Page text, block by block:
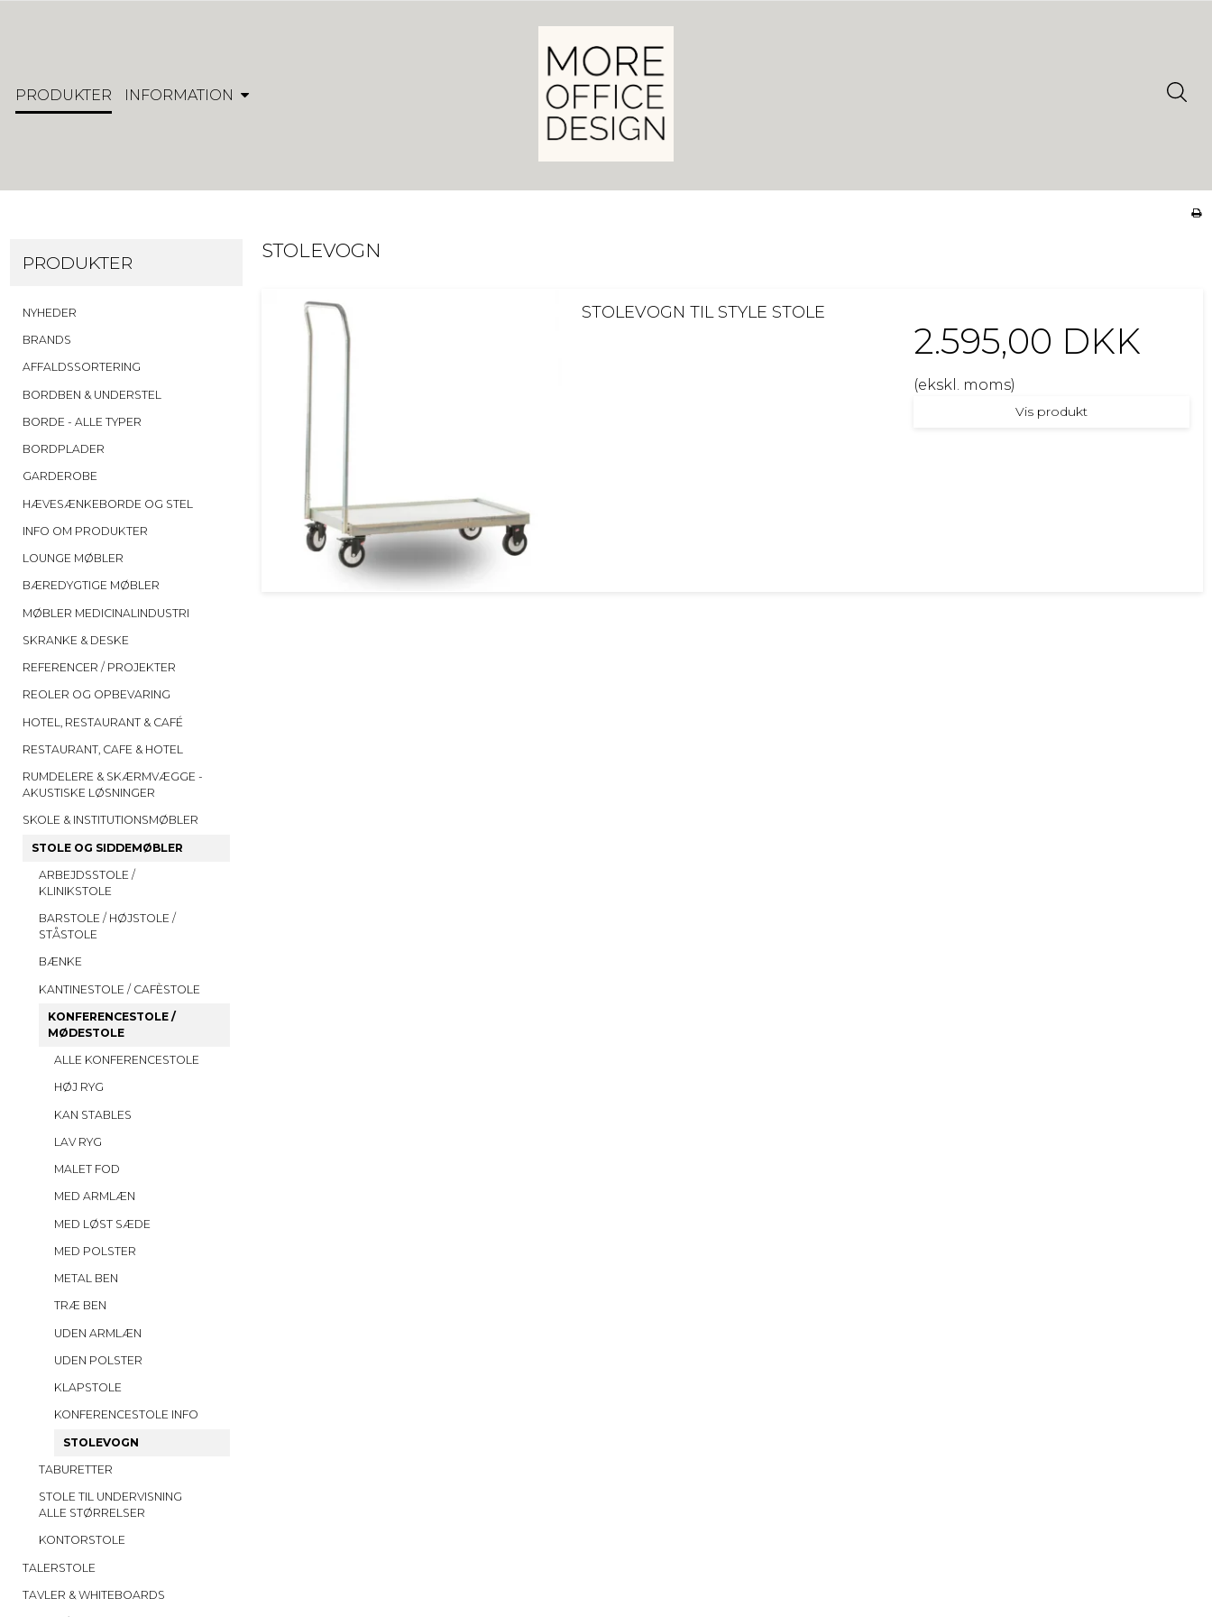
PRODUKTER INFORMATION
PRODUKTER
NYHEDER
BRANDS
AFFALDSSORTERING
BORDBEN & UNDERSTEL
BORDE - ALLE TYPER
BORDPLADER
GARDEROBE
HÆVESÆNKEBORDE OG STEL
INFO OM PRODUKTER
LOUNGE MØBLER
BÆREDYGTIGE MØBLER
MØBLER MEDICINALINDUSTRI
SKRANKE & DESKE
REFERENCER / PROJEKTER
REOLER OG OPBEVARING
HOTEL, RESTAURANT & CAFÉ
RESTAURANT, CAFE & HOTEL
RUMDELERE & SKÆRMVÆGGE -
AKUSTISKE LØSNINGER
SKOLE & INSTITUTIONSMØBLER
STOLE OG SIDDEMØBLER
ARBEJDSSTOLE /
KLINIKSTOLE
BARSTOLE / HØJSTOLE /
STÅSTOLE
BÆNKE
KANTINESTOLE / CAFÈSTOLE
KONFERENCESTOLE /
MØDESTOLE
ALLE KONFERENCESTOLE
HØJ RYG
KAN STABLES
LAV RYG
MALET FOD
MED ARMLÆN
MED LØST SÆDE
MED POLSTER
METAL BEN
TRÆ BEN
UDEN ARMLÆN
UDEN POLSTER
KLAPSTOLE
KONFERENCESTOLE INFO
STOLEVOGN
TABURETTER
STOLE TIL UNDERVISNING
ALLE STØRRELSER
KONTORSTOLE
TALERSTOLE
TAVLER & WHITEBOARDS
STOLEVOGN
STOLEVOGN TIL STYLE STOLE
2.595,00 DKK
(ekskl. moms)
Vis produkt